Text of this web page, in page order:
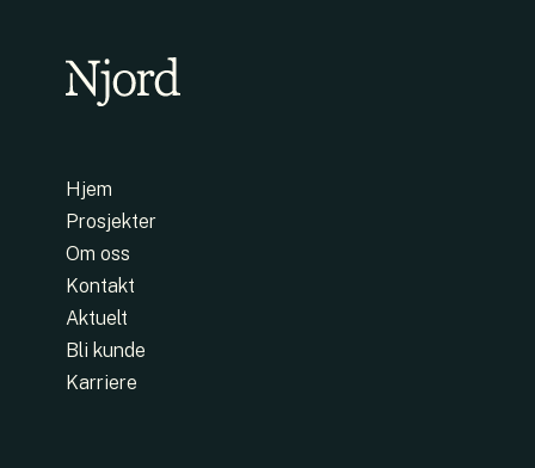
Hjem
Prosjekter
Om oss
Kontakt
Aktuelt
Bli kunde
Karriere